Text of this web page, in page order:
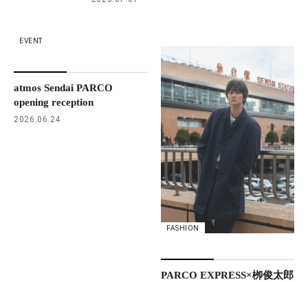
EVENT
atmos Sendai PARCO
opening reception
2026.06.24
FASHION
PARCO EXPRESS×栁俊太郎